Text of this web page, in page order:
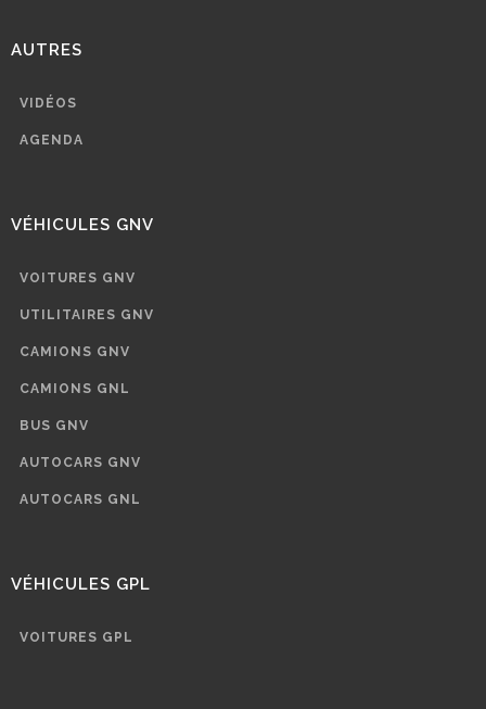
AUTRES
VIDÉOS
AGENDA
VÉHICULES GNV
VOITURES GNV
UTILITAIRES GNV
CAMIONS GNV
CAMIONS GNL
BUS GNV
AUTOCARS GNV
AUTOCARS GNL
VÉHICULES GPL
VOITURES GPL